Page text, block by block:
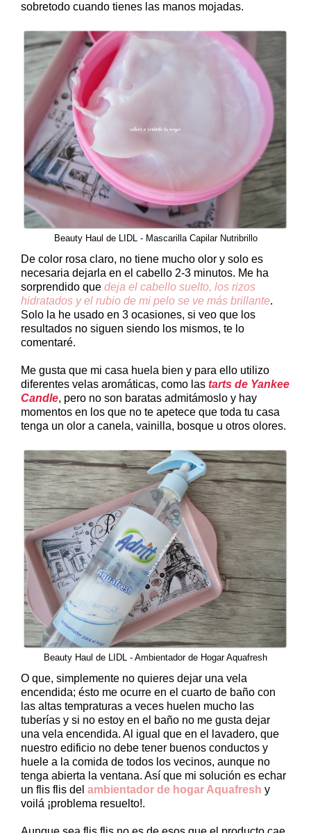
sobretodo cuando tienes las manos mojadas.
Beauty Haul de LIDL - Mascarilla Capilar Nutribrillo
De color rosa claro, no tiene mucho olor y solo es
necesaria dejarla en el cabello 2-3 minutos. Me ha
sorprendido que deja el cabello suelto, los rizos
hidratados y el rubio de mi pelo se ve más brillante.
Solo la he usado en 3 ocasiones, si veo que los
resultados no siguen siendo los mismos, te lo
comentaré.
Me gusta que mi casa huela bien y para ello utilizo
diferentes velas aromáticas, como las tarts de Yankee
Candle, pero no son baratas admitámoslo y hay
momentos en los que no te apetece que toda tu casa
tenga un olor a canela, vainilla, bosque u otros olores.
Beauty Haul de LIDL - Ambientador de Hogar Aquafresh
O que, simplemente no quieres dejar una vela
encendida; ésto me ocurre en el cuarto de baño con
las altas tempraturas a veces huelen mucho las
tuberías y si no estoy en el baño no me gusta dejar
una vela encendida. Al igual que en el lavadero, que
nuestro edificio no debe tener buenos conductos y
huele a la comida de todos los vecinos, aunque no
tenga abierta la ventana. Así que mi solución es echar
un flis flis del ambientador de hogar Aquafresh y
voilá ¡problema resuelto!.